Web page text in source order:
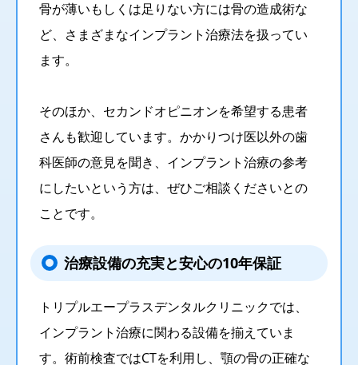
骨が薄いもしくは足りない方には骨の造成術な
ど、さまざまなインプラント治療法を扱ってい
ます。
そのほか、セカンドオピニオンを希望する患者
さんも歓迎しています。かかりつけ医以外の歯
科医師の意見を聞き、インプラント治療の参考
にしたいという方は、ぜひご相談くださいとの
ことです。
治療設備の充実と安心の10年保証
トリプルエープラスデンタルクリニックでは、
インプラント治療に関わる設備を揃えていま
す。術前検査ではCTを利用し、顎の骨の正確な